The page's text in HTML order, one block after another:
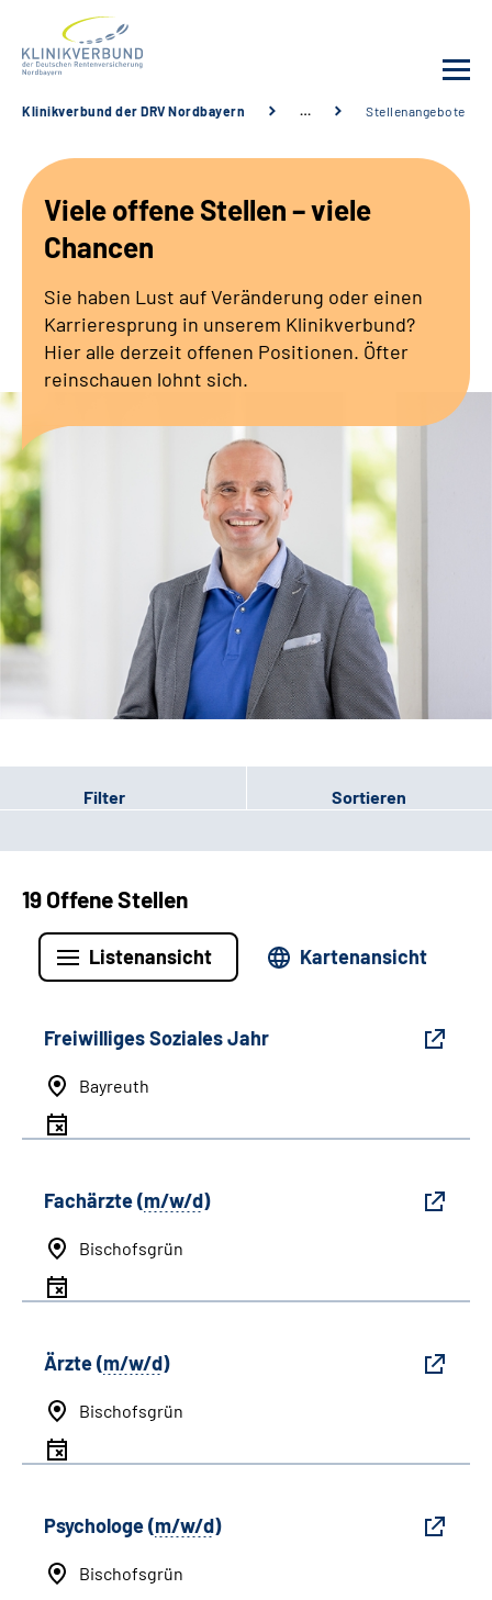
Behandlungsangebot
Karriere
Erweiterte Suche
Klinikverbund der DRV Nordbayern … Stellenangebote
Viele offene Stellen – viele
Chancen
Sie haben Lust auf Veränderung oder einen
Karrieresprung in unserem Klinikverbund?
Hier alle derzeit offenen Positionen. Öfter
reinschauen lohnt sich.
Filter Sortieren
19 Offene Stellen
Listenansicht Kartenansicht
Freiwilliges Soziales Jahr
Bayreuth
Fachärzte (m/w/d)
Bischofsgrün
Ärzte (m/w/d)
Bischofsgrün
Psychologe (m/w/d)
Bischofsgrün